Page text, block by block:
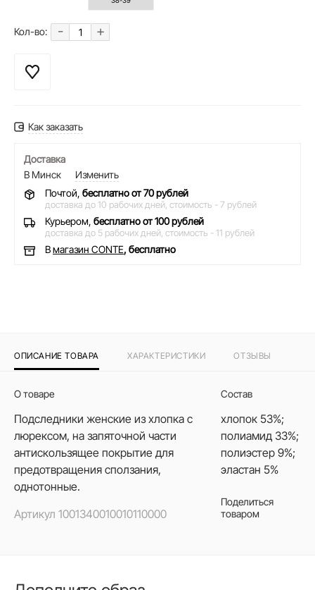
Кол-во: - +
Как заказать
Доставка
В Минск
Изменить
Почтой, бесплатно от 70 рублей
доставка до 10 рабочих дней, стоимость - 7 рублей
Курьером, бесплатно от 100 рублей
доставка до 5 рабочих дней, стоимость - 11 рублей
Вмагазин CONTE, бесплатно
ОПИСАНИЕ ТОВАРА ХАРАКТЕРИСТИКИ ОТЗЫВЫ
О товаре
Подследники женские из хлопка с
люрексом, на запяточной части
антискользящее покрытие для
предотвращения сползания,
однотонные.
Артикул 1001340010010110000
Состав
хлопок 53%;
полиамид 33%;
полиэстер 9%;
эластан 5%
Поделиться
товаром